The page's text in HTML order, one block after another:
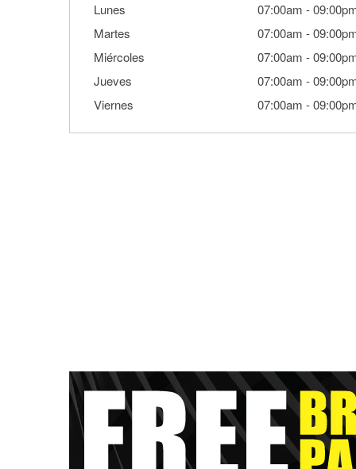
Lunes
07:00am -
Martes
07:00am -
Miércoles
07:00am -
Jueves
07:00am -
Viernes
07:00am -